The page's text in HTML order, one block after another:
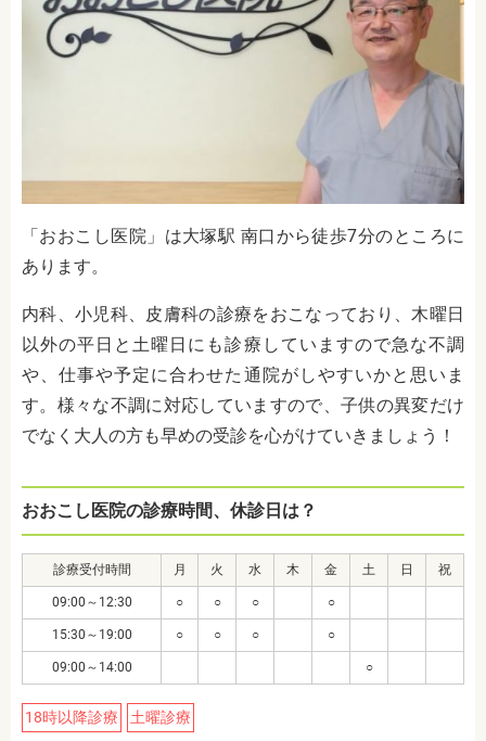
「おおこし医院」は大塚駅 南口から徒歩7分のところに
あります。
内科、小児科、皮膚科の診療をおこなっており、木曜日
以外の平日と土曜日にも診療していますので急な不調
や、仕事や予定に合わせた通院がしやすいかと思いま
す。様々な不調に対応していますので、子供の異変だけ
でなく大人の方も早めの受診を心がけていきましょう！
おおこし医院の診療時間、休診日は？
診療受付時間 月 火 水 木 金 土 日 祝
09:00～12:30 ○ ○ ○ ○
15:30～19:00 ○ ○ ○ ○
09:00～14:00 ○
18時以降診療 土曜診療